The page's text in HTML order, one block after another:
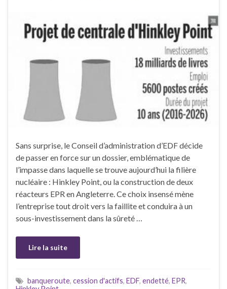
Sans surprise, le Conseil d’administration d’EDF décide
de passer en force sur un dossier, emblématique de
l’impasse dans laquelle se trouve aujourd’hui la filière
nucléaire : Hinkley Point, ou la construction de deux
réacteurs EPR en Angleterre. Ce choix insensé mène
l’entreprise tout droit vers la faillite et conduira à un
sous-investissement dans la sûreté …
Lire la suite
banqueroute, cession d'actifs, EDF, endetté, EPR,